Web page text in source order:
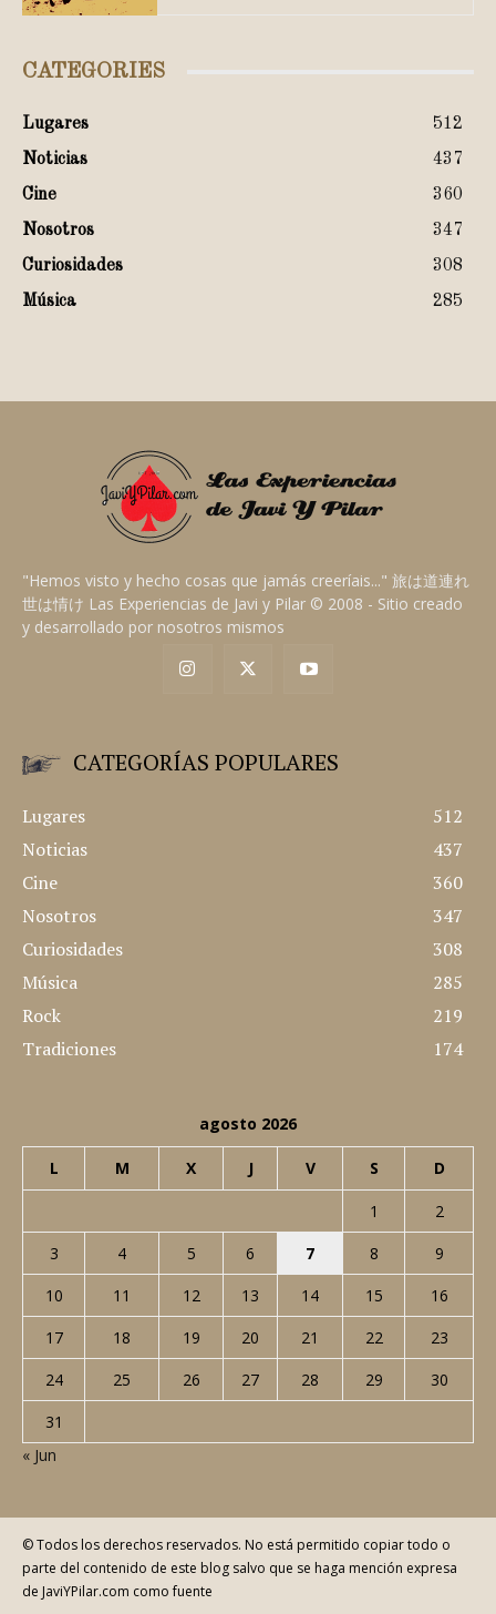
CATEGORIES
Lugares
512
Noticias
437
Cine
360
Nosotros
347
Curiosidades
308
Música
285
"Hemos visto y hecho cosas que jamás creeríais..." 旅は道連れ
世は情け Las Experiencias de Javi y Pilar © 2008 - Sitio creado
y desarrollado por nosotros mismos
CATEGORÍAS POPULARES
Lugares
512
Noticias
437
Cine
360
Nosotros
347
Curiosidades
308
Música
285
Rock
219
Tradiciones
174
agosto 2026
L M X J V S D
1
2
3
4 5 6 7 8
9
10
11 12 13 14 15
16
17
18 19 20 21 22
23
24
25 26 27 28 29
30
31
« Jun
© Todos los derechos reservados. No está permitido copiar todo o
parte del contenido de este blog salvo que se haga mención expresa
de JaviYPilar.com como fuente